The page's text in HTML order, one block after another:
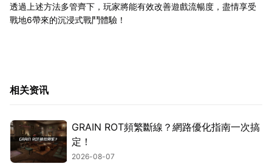
透過上述方法多管齊下，玩家將能有效改善遊戲流暢度，盡情享受
戰地6帶來的沉浸式戰鬥體驗！
相关资讯
GRAIN ROT頻繁斷線？網路優化指南一次搞
定！
2026-08-07